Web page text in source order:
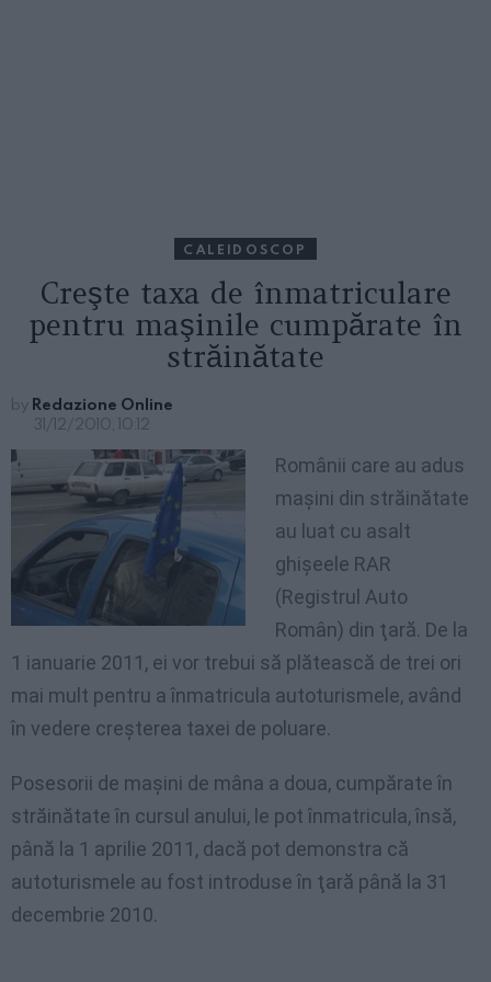
CALEIDOSCOP
Creşte taxa de înmatriculare
pentru maşinile cumpărate în
străinătate
by Redazione Online
31/12/2010, 10:12
Românii care au adus
maşini din străinătate
au luat cu asalt
ghişeele RAR
(Registrul Auto
Român) din ţară. De la
1 ianuarie 2011, ei vor trebui să plătească de trei ori
mai mult pentru a înmatricula autoturismele, având
în vedere creşterea taxei de poluare.
Posesorii de maşini de mâna a doua, cumpărate în
străinătate în cursul anului, le pot înmatricula, însă,
până la 1 aprilie 2011, dacă pot demonstra că
autoturismele au fost introduse în ţară până la 31
decembrie 2010.